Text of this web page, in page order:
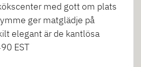
med gott om plats
ger matglädje på
elegant är de kantlösa
EST